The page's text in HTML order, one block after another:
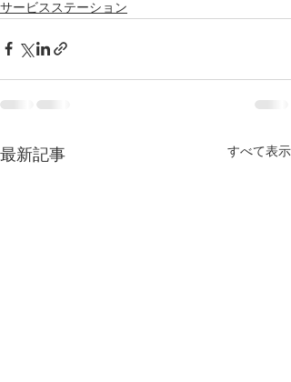
サービスステーション
最新記事 すべて表示